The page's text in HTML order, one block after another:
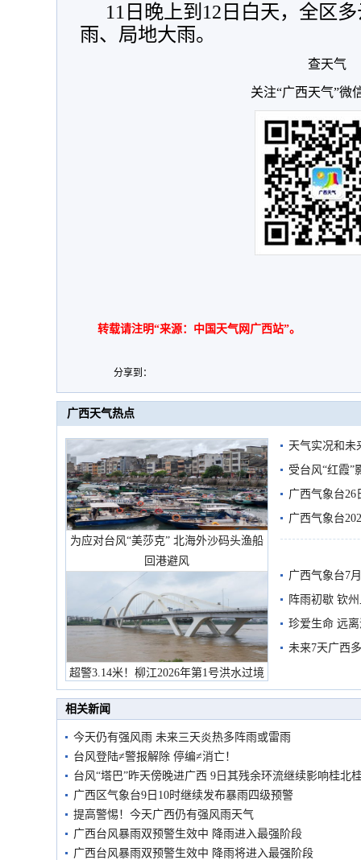
11日晚上到12日白天，全区
雨、局地大雨。
查天气
关注“广西天气”微
转载请注明“来源：中国天气网广西站”。
分享到：
广西天气热点
为应对台风“美莎克” 北海外沙码头渔船
回港避风
超警3.14米！柳江2026年第1号洪水过境
市民在堤岸见证汛况
天气实况和未
受台风“红霞”
有较强降雨
广西气象台26
广西气象台
预警
广西气象台7
阵雨初歇 钦
珍爱生命 远
未来7天广西
相关新闻
今天仍有强风雨 未来三天炎热多阵雨或雷雨
台风登陆≠警报解除 停编≠消亡！
台风“塔巴”昨天傍晚进广西 9日其残余环流继续影响桂北
广西区气象台9日10时继续发布暴雨四级预警
提高警惕！今天广西仍有强风雨天气
广西台风暴雨双预警生效中 降雨进入最强阶段
广西台风暴雨双预警生效中 降雨将进入最强阶段